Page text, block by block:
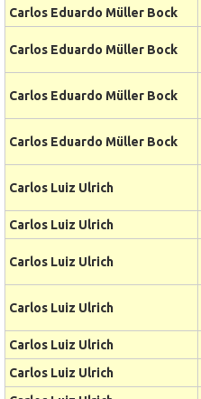
Carlos Eduardo Müller Bock
Carlos Eduardo Müller Bock
Carlos Eduardo Müller Bock
Carlos Eduardo Müller Bock
Carlos Luiz Ulrich
Carlos Luiz Ulrich
Carlos Luiz Ulrich
Carlos Luiz Ulrich
Carlos Luiz Ulrich
Carlos Luiz Ulrich